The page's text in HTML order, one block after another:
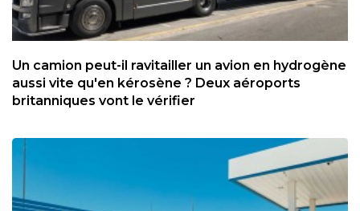
Un camion peut-il ravitailler un avion en hydrogène
aussi vite qu'en kérosène ? Deux aéroports
britanniques vont le vérifier